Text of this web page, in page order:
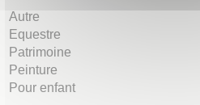
Autre
Equestre
Patrimoine
Peinture
Pour enfant